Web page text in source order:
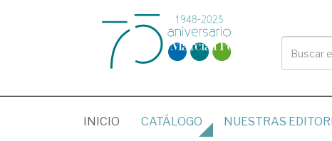
INICIO (CURRENT)
CATÁLOGO NUESTRAS